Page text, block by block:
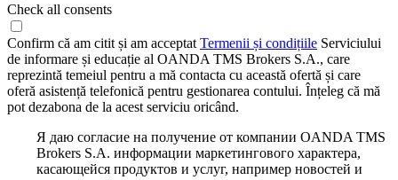
Check all consents
Confirm că am citit și am acceptat Termenii și condițiile Serviciului
de informare și educație al OANDA TMS Brokers S.A., care
reprezintă temeiul pentru a mă contacta cu această ofertă și care
oferă asistență telefonică pentru gestionarea contului. Înțeleg că mă
pot dezabona de la acest serviciu oricând.
Я даю согласие на получение от компании OANDA TMS
Brokers S.A. информации маркетингового характера,
касающейся продуктов и услуг, например новостей и